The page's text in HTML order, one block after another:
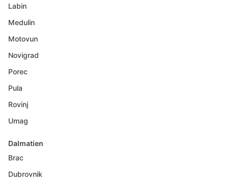
Labin
Medulin
Motovun
Novigrad
Porec
Pula
Rovinj
Umag
Dalmatien
Brac
Dubrovnik